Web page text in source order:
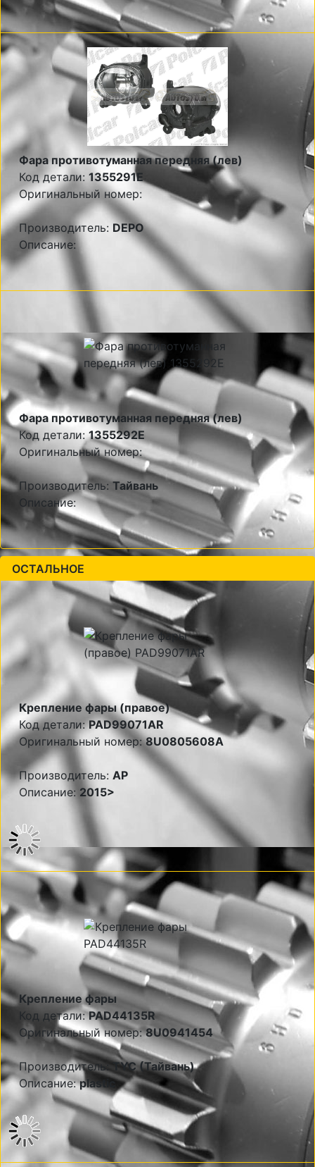
Фара противотуманная передняя (лев)
Код детали: 1355291E
Оригинальный номер:
Производитель: DEPO
Описание:
Фара противотуманная передняя (лев)
Код детали:1355292E
Оригинальный номер:
Производитель: Тайвань
Описание:
ОСТАЛЬНОЕ
Крепление фары (правое)
Код детали:PAD99071AR
Оригинальный номер:8U0805608A
Производитель: AP
Описание: 2015>
Крепление фары
Код детали:PAD44135R
Оригинальный номер:8U0941454
Производитель: TYC (Тайвань)
Описание:plastic